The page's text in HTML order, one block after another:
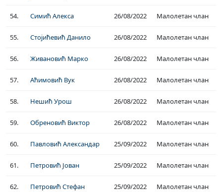
54. Симић Алекса 26/08/2022 Малолетан члан
55. Стојићевић Данило 26/08/2022 Малолетан члан
56. Живановић Марко 26/08/2022 Малолетан члан
57. Аћимовић Вук 26/08/2022 Малолетан члан
58. Нешић Урош 26/08/2022 Малолетан члан
59. Обреновић Виктор 26/08/2022 Малолетан члан
60. Павловић Александар 25/09/2022 Малолетан члан
61. Петровић Јован 25/09/2022 Малолетан члан
62. Петровић Стефан 25/09/2022 Малолетан члан